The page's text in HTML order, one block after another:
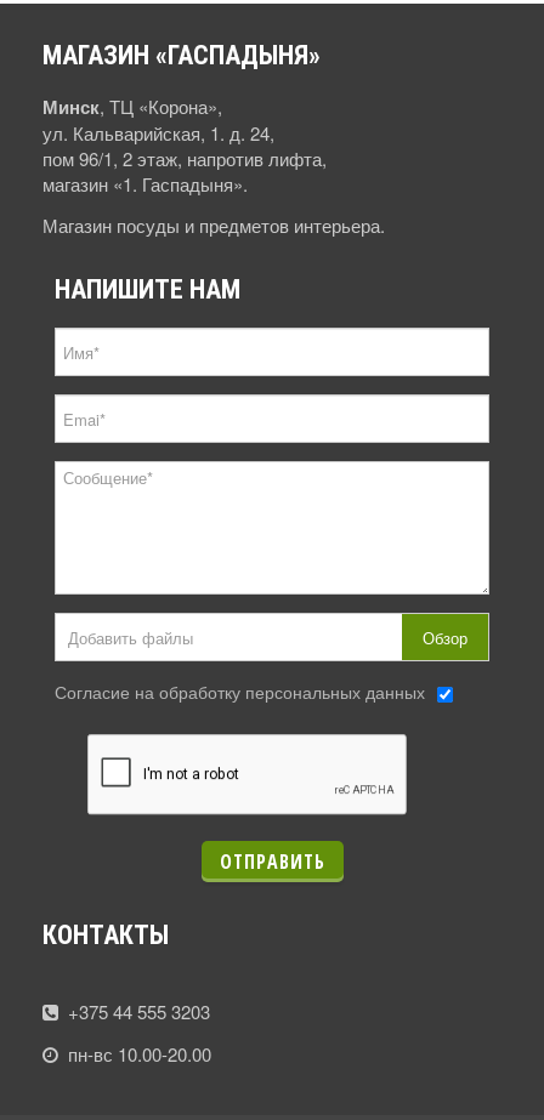
МАГАЗИН «ГАСПАДЫНЯ»
Минск, ТЦ «Корона»,
ул. Кальварийская, 1. д. 24,
пом 96/1, 2 этаж, напротив лифта,
магазин «1. Гаспадыня».
Магазин посуды и предметов интерьера.
НАПИШИТЕ НАМ
Добавить файлы Обзор
Согласие на обработку персональных данных
ОТПРАВИТЬ
КОНТАКТЫ
+375 44 555 3203
пн-вс 10.00-20.00